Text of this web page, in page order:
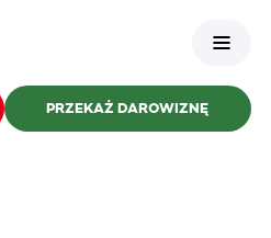
PRZEKAŻ DAROWIZNĘ